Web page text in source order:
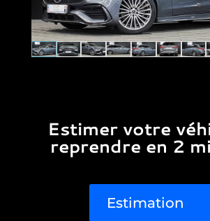
Estimer votre
reprendre en 2
Estimation